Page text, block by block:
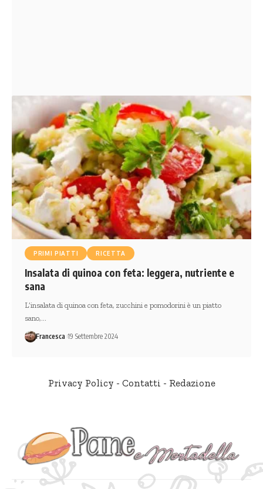
PRIMI PIATTI RICETTA
Insalata di quinoa con feta: leggera, nutriente e
sana
L’insalata di quinoa con feta, zucchini e pomodorini è un piatto
sano,…
Francesca 19 Settembre 2024
Privacy Policy - Contatti - Redazione